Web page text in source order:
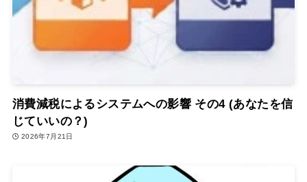
消費減税によるシステムへの影響 その4 (あなたを信
じていいの？)
2026年7月21日